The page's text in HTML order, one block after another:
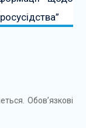
Обов’язкові